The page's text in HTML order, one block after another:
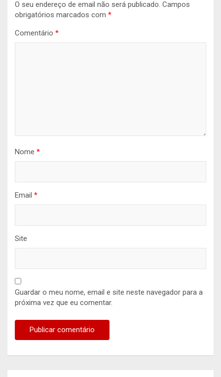
O seu endereço de email não será publicado. Campos
obrigatórios marcados com *
Comentário *
Nome *
Email *
Site
Guardar o meu nome, email e site neste navegador para a
próxima vez que eu comentar.